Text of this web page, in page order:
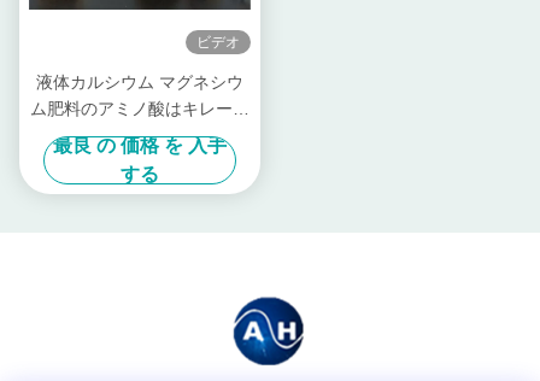
ビデオ
液体カルシウム マグネシウ
ム肥料のアミノ酸はキレート
環を作った
最良 の 価格 を 入手
する